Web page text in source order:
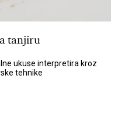
tanjiru
ukuse interpretira kroz
tehnike